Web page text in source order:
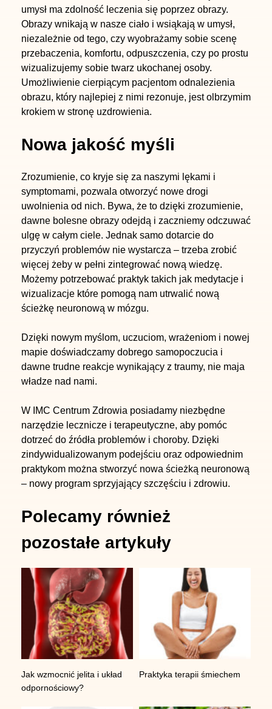
umysł ma zdolność leczenia się poprzez obrazy.
Obrazy wnikają w nasze ciało i wsiąkają w umysł,
niezależnie od tego, czy wyobrażamy sobie scenę
przebaczenia, komfortu, odpuszczenia, czy po prostu
wizualizujemy sobie twarz ukochanej osoby.
Umożliwienie cierpiącym pacjentom odnalezienia
obrazu, który najlepiej z nimi rezonuje, jest olbrzymim
krokiem w stronę uzdrowienia.
Nowa jakość myśli
Zrozumienie, co kryje się za naszymi lękami i
symptomami, pozwala otworzyć nowe drogi
uwolnienia od nich. Bywa, że to dzięki zrozumienie,
dawne bolesne obrazy odejdą i zaczniemy odczuwać
ulgę w całym ciele. Jednak samo dotarcie do
przyczyń problemów nie wystarcza – trzeba zrobić
więcej żeby w pełni zintegrować nową wiedzę.
Możemy potrzebować praktyk takich jak medytacje i
wizualizacje które pomogą nam utrwalić nową
ścieżkę neuronową w mózgu.
Dzięki nowym myślom, uczuciom, wrażeniom i nowej
mapie doświadczamy dobrego samopoczucia i
dawne trudne reakcje wynikający z traumy, nie maja
władze nad nami.
W IMC Centrum Zdrowia posiadamy niezbędne
narzędzie lecznicze i terapeutyczne, aby pomóc
dotrzeć do źródła problemów i choroby. Dzięki
zindywidualizowanym podejściu oraz odpowiednim
praktykom można stworzyć nowa ścieżką neuronową
– nowy program sprzyjający szczęściu i zdrowiu.
Dane kontaktowe
IMC Centrum Zdrowia
ul. Strzelińska 41
55-010 Żerniki Wrocławskie
+48 730 597 597,
e-mail: kontakt@centrumimc.pl
Godziny pracy
Pn-Pt 8:00-19:00 | Sb 9:00-14:00
Polecamy również
pozostałe artykuły
Jak wzmocnić jelita i układ
odpornościowy?
Praktyka terapii śmiechem